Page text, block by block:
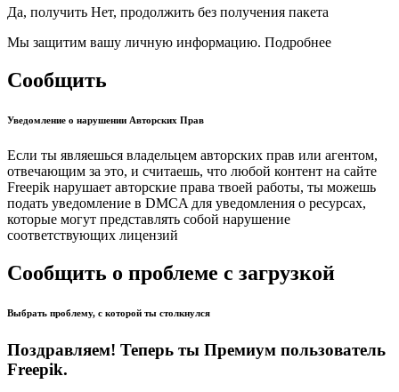
Да, получить Нет, продолжить без получения пакета
Мы защитим вашу личную информацию. Подробнее
Сообщить
Уведомление о нарушении Авторских Прав
Если ты являешься владельцем авторских прав или агентом,
отвечающим за это, и считаешь, что любой контент на сайте
Freepik нарушает авторские права твоей работы, ты можешь
подать уведомление в DMCA для уведомления о ресурсах,
которые могут представлять собой нарушение
соответствующих лицензий
Сообщить о проблеме с загрузкой
Выбрать проблему, с которой ты столкнулся
Поздравляем! Теперь ты Премиум пользователь
Freepik.